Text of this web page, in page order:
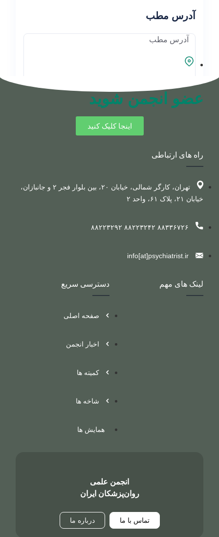
آدرس مطب
آدرس مطب
عضو انجمن شوید
اینجا کلیک کنید
انجمن علمی
روان‌پزشکان ایران
تماس با ما درباره ما
دسترسی سریع
صفحه اصلی
اخبار انجمن
کمیته ها
شاخه ها
همایش ها
لینک های مهم
راه های ارتباطی
تهران، کارگر شمالی، خیابان ۲۰، بین بلوار فجر ۲ و جانبازان،
خیابان ۲۱، پلاک ۶۱، واحد ۲
۸۸۳۳۶۷۲۶ ۸۸۲۲۳۲۴۲ ۸۸۲۲۳۲۹۲
info[at]psychiatrist.ir